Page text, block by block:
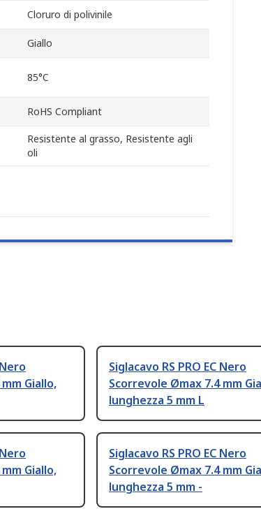
Cloruro di polivinile
Giallo
85°C
RoHS Compliant
Resistente al grasso, Resistente agli
oli
Giallo,
Siglacavo RS PRO EC Nero
Scorrevole Ømax 7.4 mm
lunghezza 5 mm L
Giallo,
Siglacavo RS PRO EC Nero
Scorrevole Ømax 7.4 mm
lunghezza 5 mm -